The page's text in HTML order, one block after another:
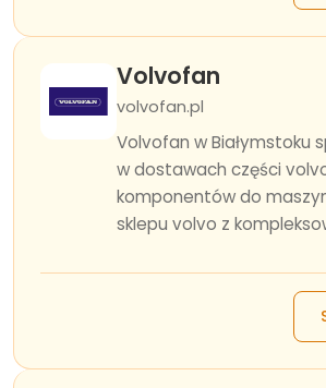
Volvofan
volvofan.pl
Volvofan w Białymstoku
w dostawach części
komponentów do
sklepu volvo z